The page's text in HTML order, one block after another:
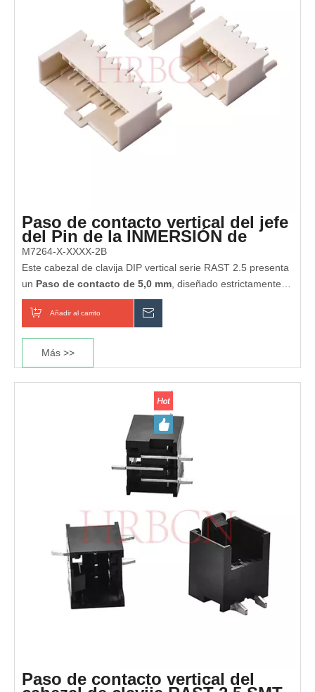
Paso de contacto vertical del jefe
del Pin de la INMERSIÓN de
RAST 2,5 5.0m m
M7264-X-XXXX-2B
Este cabezal de clavija DIP vertical serie RAST 2.5 presenta
un Paso de contacto de 5,0 mm , diseñado estrictamente
según el estándar industrial RAST 2.5. Construido con un
diseño de codificación infalible y postes de posicionamiento,
bloqueo segura.
Al adoptar una carcasa PA66 UL94V-0 resistente a altas
temperaturas y terminales de latón estañado, ofrece un
rendimiento eléctrico estable, un excelente aislamiento y
retardo de llama. Admite la combinación de mazos de cables
IDC, ideal para la conexión de placa a cable en
electrodomésticos, electrónica automotriz y equipos de
control industrial. Cumple con RoHS, REACH y
certificaciones de seguridad relevantes para aplicaciones
eléctricas industriales y domésticas.
Añadir al carrito
Más >>
Paso de contacto vertical del